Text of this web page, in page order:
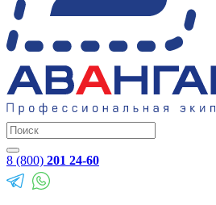
8 (800) 201 24-60